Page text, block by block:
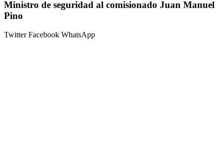
Ministro de seguridad al comisionado Juan Manuel
Pino
TwitterFacebook WhatsApp